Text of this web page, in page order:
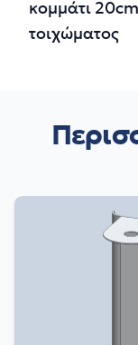
κομμάτι
τοιχώματος